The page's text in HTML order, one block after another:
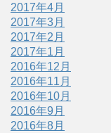
2017年4月
2017年3月
2017年2月
2017年1月
2016年12月
2016年11月
2016年10月
2016年9月
2016年8月